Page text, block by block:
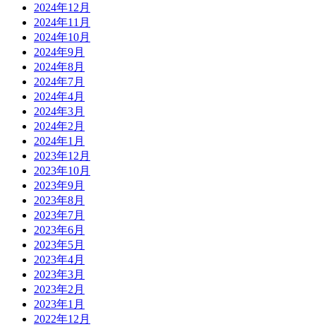
2024年12月
2024年11月
2024年10月
2024年9月
2024年8月
2024年7月
2024年4月
2024年3月
2024年2月
2024年1月
2023年12月
2023年10月
2023年9月
2023年8月
2023年7月
2023年6月
2023年5月
2023年4月
2023年3月
2023年2月
2023年1月
2022年12月